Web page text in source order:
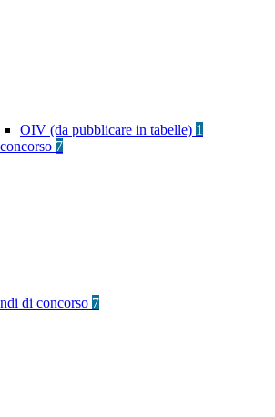
OIV (da pubblicare in tabelle) 1
7
di concorso 7